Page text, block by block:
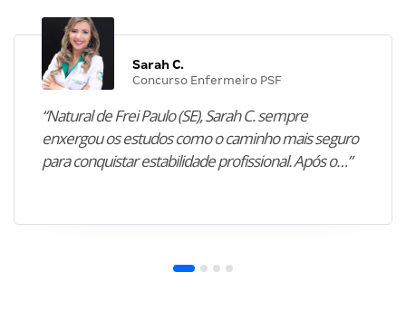
Sarah C.
Concurso Enfermeiro PSF
“Natural de Frei Paulo (SE), Sarah C. sempre
enxergou os estudos como o caminho mais seguro
para conquistar estabilidade profissional. Após o…”